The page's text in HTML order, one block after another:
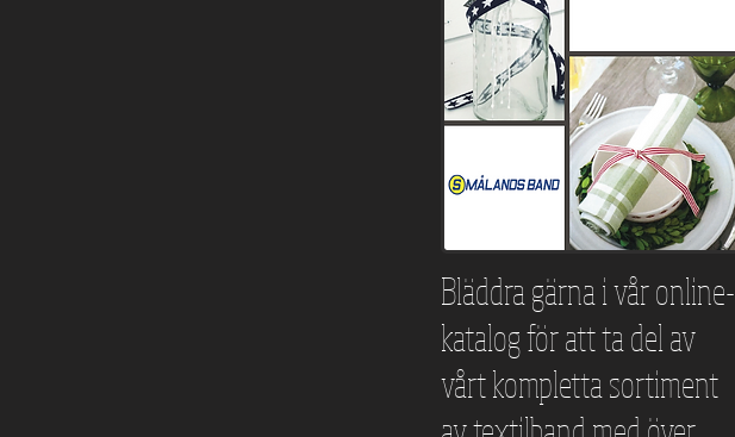
Bläddra gärna i vår online-
katalog för att ta del av
vårt kompletta sortiment